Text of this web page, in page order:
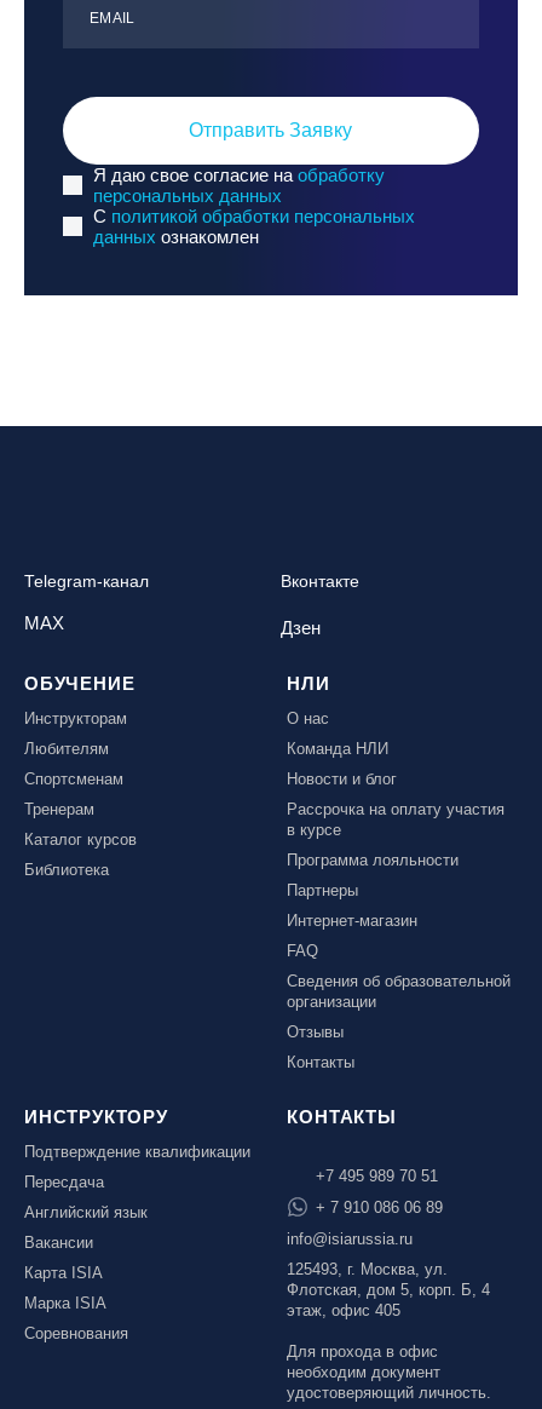
ЕMАIL
Отправить Заявку
Я даю свое согласие на обработку
персональных данных
C политикой обработки персональных
данных ознакомлен
Telegram-канал Вконтакте
MAX Дзен
ОБУЧЕНИЕ
Инструкторам
Любителям
Спортсменам
Тренерам
Каталог курсов
Библиотека
НЛИ
О нас
Команда НЛИ
Новости и блог
Рассрочка на оплату участия
в курсе
Программа лояльности
Партнеры
Интернет-магазин
FAQ
Сведения об образовательной
организации
Отзывы
Контакты
ИНСТРУКТОРУ
Подтверждение квалификации
Пересдача
Английский язык
Вакансии
Карта ISIA
Марка ISIA
Соревнования
КОНТАКТЫ
+7 495 989 70 51
+ 7 910 086 06 89
info@isiarussia.ru
125493, г. Москва, ул.
Флотская, дом 5, корп. Б, 4
этаж, офис 405
Для прохода в офис
необходим документ
удостоверяющий личность.